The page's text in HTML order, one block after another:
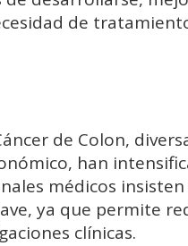
de
de Colon,
han
médicos
ya que permite
clínicas.